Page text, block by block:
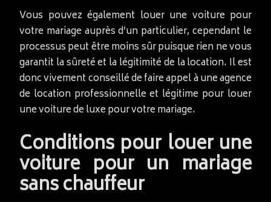
Vous pouvez également louer une voiture pour
votre mariage auprès d’un particulier, cependant le
processus peut être moins sûr puisque rien ne vous
garantit la sûreté et la légitimité de la location. Il est
donc vivement conseillé de faire appel à une agence
de location professionnelle et légitime pour louer
une voiture de luxe pour votre mariage.
Conditions pour louer une
voiture pour un mariage
sans chauffeur